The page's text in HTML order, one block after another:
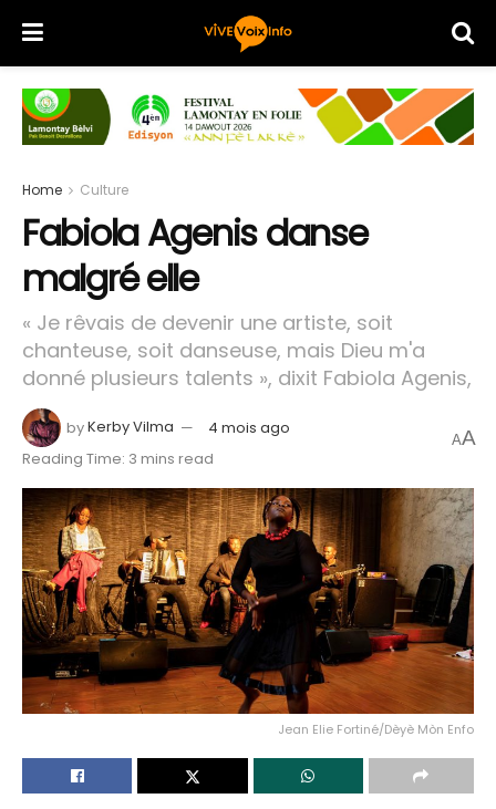
Home Culture
Fabiola Agenis danse
malgré elle
« Je rêvais de devenir une artiste, soit
chanteuse, soit danseuse, mais Dieu m'a
donné plusieurs talents », dixit Fabiola Agenis,
byKerby Vilma
4 mois ago
Reading Time: 3 mins read
AA
Jean Elie Fortiné/Dèyè Mòn Enfo